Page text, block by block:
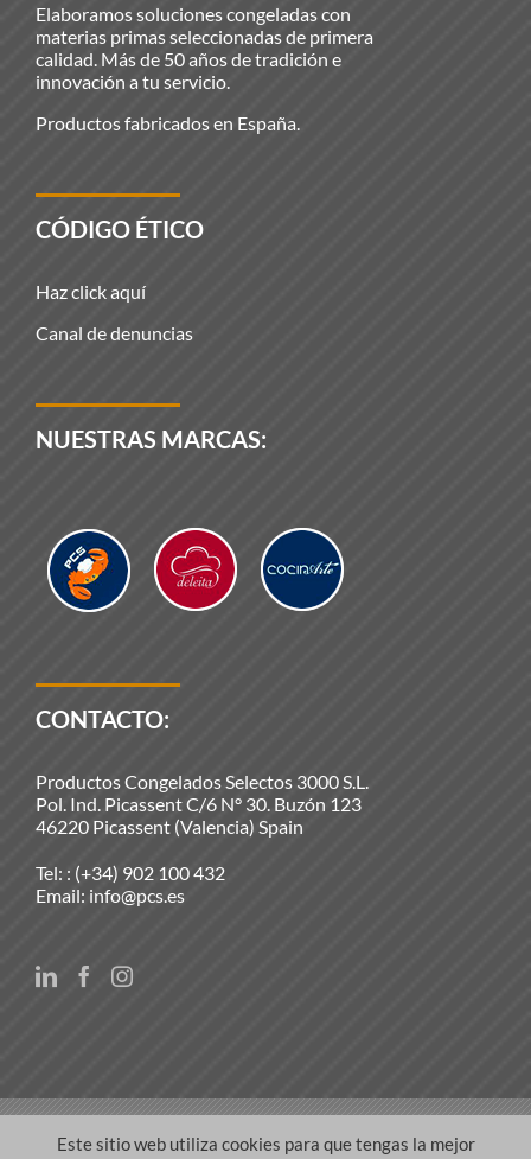
Elaboramos soluciones congeladas con
materias primas seleccionadas de primera
calidad. Más de 50 años de tradición e
innovación a tu servicio.
Productos fabricados en España.
CÓDIGO ÉTICO
Haz click aquí
Canal de denuncias
NUESTRAS MARCAS:
CONTACTO:
Productos Congelados Selectos 3000 S.L.
Pol. Ind. Picassent C/6 N° 30. Buzón 123
46220 Picassent (Valencia) Spain
Tel: : (+34) 902 100 432
Email: info@pcs.es
S.L. | Todos los derechos reservados |Aviso legal
Este sitio web utiliza cookies para que tengas la mejor